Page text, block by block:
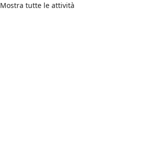
Mostra tutte le attività